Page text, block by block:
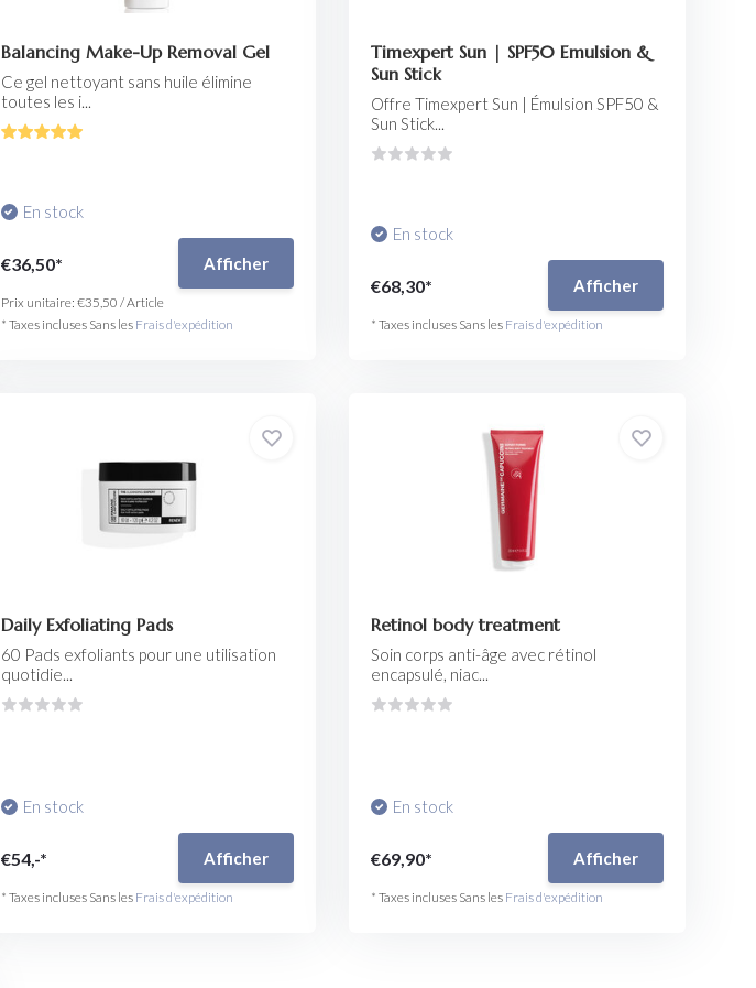
Balancing Make-Up Removal Gel
Ce gel nettoyant sans huile élimine
toutes les i...
En stock
€36,50* Afficher
Prix unitaire: €35,50 /Article
* Taxes incluses Sans les Frais d'expédition
Timexpert Sun | SPF50 Emulsion &
Sun Stick
Offre Timexpert Sun | Émulsion SPF50 &
Sun Stick...
En stock
€68,30* Afficher
* Taxes incluses Sans les Frais d'expédition
Daily Exfoliating Pads
60 Pads exfoliants pour une utilisation
quotidie...
En stock
€54,-* Afficher
* Taxes incluses Sans les Frais d'expédition
Retinol body treatment
Soin corps anti-âge avec rétinol
encapsulé, niac...
En stock
€69,90* Afficher
* Taxes incluses Sans les Frais d'expédition